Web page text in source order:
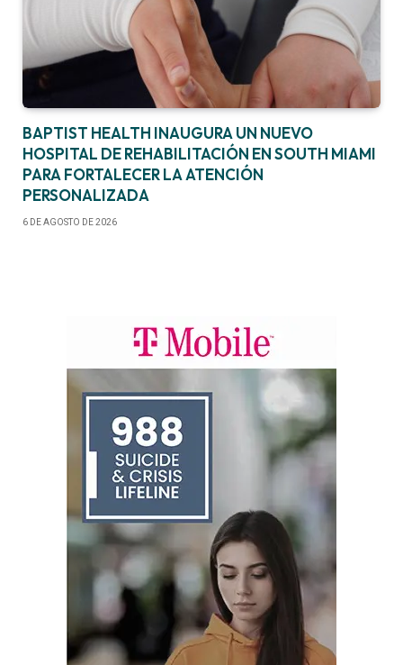
BAPTIST HEALTH INAUGURA UN NUEVO
HOSPITAL DE REHABILITACIÓN EN SOUTH MIAMI
PARA FORTALECER LA ATENCIÓN
PERSONALIZADA
6 DE AGOSTO DE 2026